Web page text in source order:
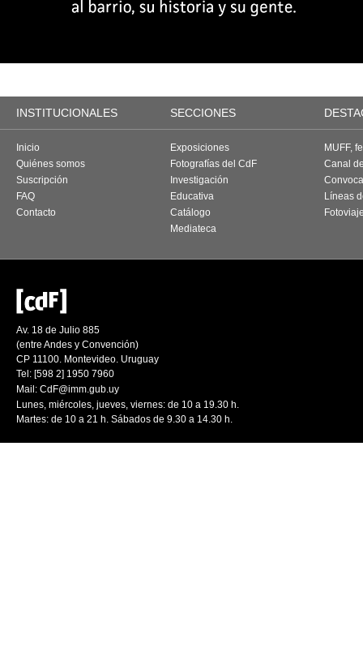
INSTITUCIONALES SECCIONES
Inicio
Quiénes somos
Suscripción
FAQ
Contacto
Exposiciones
Fotografías del CdF
Investigación
Educativa
Catálogo
Mediateca
MUFF,
Canal
Líneas
Av. 18 de Julio 885
(entre Andes y Convención)
CP 11100. Montevideo. Uruguay
Tel: [598 2] 1950 7960
Mail: CdF@imm.gub.uy
Lunes, miércoles, jueves, viernes: de 10 a 19.30 h.
Martes: de 10 a 21 h. Sábados de 9.30 a 14.30 h.